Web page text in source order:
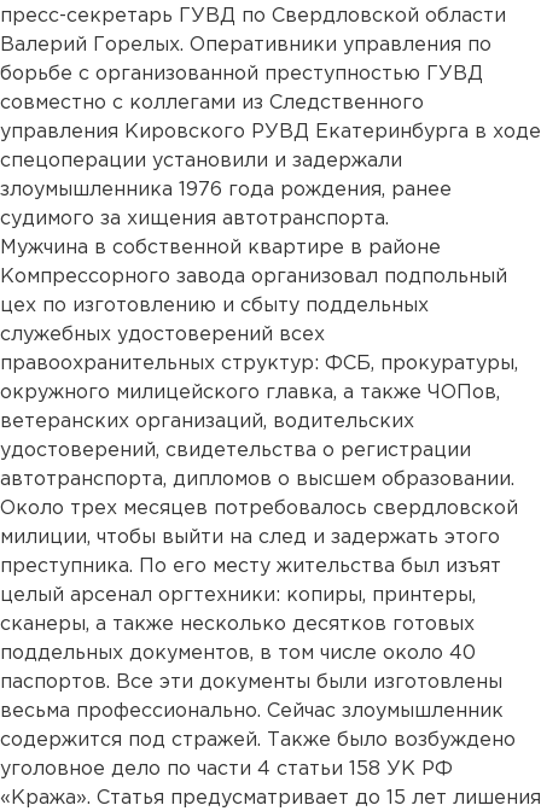
пресс-секретарь ГУВД по Свердловской области
Валерий Горелых. Оперативники управления по
борьбе с организованной преступностью ГУВД
совместно с коллегами из Следственного
управления Кировского РУВД Екатеринбурга в ходе
спецоперации установили и задержали
злоумышленника 1976 года рождения, ранее
судимого за хищения автотранспорта.
Мужчина в собственной квартире в районе
Компрессорного завода организовал подпольный
цех по изготовлению и сбыту поддельных
служебных удостоверений всех
правоохранительных структур: ФСБ, прокуратуры,
окружного милицейского главка, а также ЧОПов,
ветеранских организаций, водительских
удостоверений, свидетельства о регистрации
автотранспорта, дипломов о высшем образовании.
Около трех месяцев потребовалось свердловской
милиции, чтобы выйти на след и задержать этого
преступника. По его месту жительства был изъят
целый арсенал оргтехники: копиры, принтеры,
сканеры, а также несколько десятков готовых
поддельных документов, в том числе около 40
паспортов. Все эти документы были изготовлены
весьма профессионально. Сейчас злоумышленник
содержится под стражей. Также было возбуждено
уголовное дело по части 4 статьи 158 УК РФ
«Кража». Статья предусматривает до 15 лет лишения